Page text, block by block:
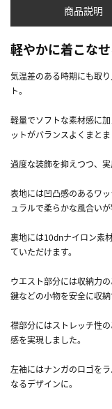
商品説明
軽やかに着こな
気温差のある時期にも取
ト。
軽量でソフトな素材感に
ットがバランスよくまとま
過度な装飾を抑えつつ、実
表地には凹凸感のあるワ
ュラルで柔らかな風合いが
裏地には10dnナイロン素
ていただけます。
ウエスト部分には収納力
鍵などの小物を安全に収
襟部分にはストレッチ性
感を実現しました。
左袖にはナンガのロゴを
なるデザインに。